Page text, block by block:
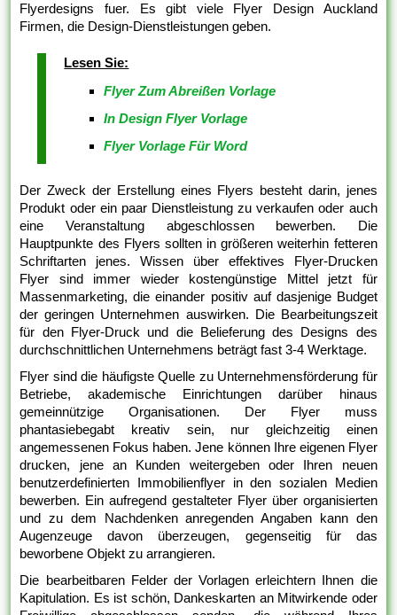
Flyerdesigns fuer. Es gibt viele Flyer Design Auckland
Firmen, die Design-Dienstleistungen geben.
Lesen Sie:
Flyer Zum Abreißen Vorlage
In Design Flyer Vorlage
Flyer Vorlage Für Word
Der Zweck der Erstellung eines Flyers besteht darin, jenes
Produkt oder ein paar Dienstleistung zu verkaufen oder auch
eine Veranstaltung abgeschlossen bewerben. Die
Hauptpunkte des Flyers sollten in größeren weiterhin fetteren
Schriftarten jenes. Wissen über effektives Flyer-Drucken
Flyer sind immer wieder kostengünstige Mittel jetzt für
Massenmarketing, die einander positiv auf dasjenige Budget
der geringen Unternehmen auswirken. Die Bearbeitungszeit
für den Flyer-Druck und die Belieferung des Designs des
durchschnittlichen Unternehmens beträgt fast 3-4 Werktage.
Flyer sind die häufigste Quelle zu Unternehmensförderung für
Betriebe, akademische Einrichtungen darüber hinaus
gemeinnützige Organisationen. Der Flyer muss
phantasiebegabt kreativ sein, nur gleichzeitig einen
angemessenen Fokus haben. Jene können Ihre eigenen Flyer
drucken, jene an Kunden weitergeben oder Ihren neuen
benutzerdefinierten Immobilienflyer in den sozialen Medien
bewerben. Ein aufregend gestalteter Flyer über organisierten
und zu dem Nachdenken anregenden Angaben kann den
Augenzeuge davon überzeugen, gegenseitig für das
beworbene Objekt zu arrangieren.
Die bearbeitbaren Felder der Vorlagen erleichtern Ihnen die
Kapitulation. Es ist schön, Dankeskarten an Mitwirkende oder